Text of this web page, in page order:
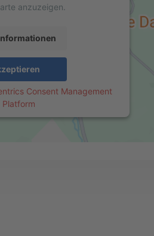
anzuzeigen.
Consent Management
Platform